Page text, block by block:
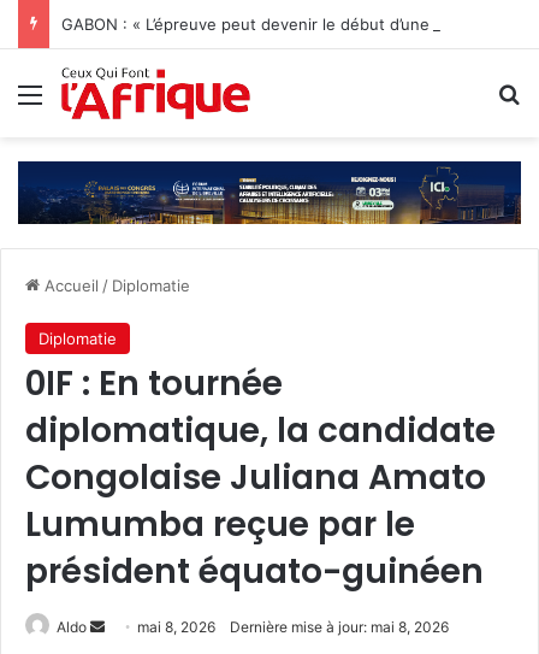
Menu
Accueil / Diplomatie
Diplomatie
0IF : En tournée
diplomatique, la candidate
Congolaise Juliana Amato
Lumumba reçue par le
président équato-guinéen
Aldo
Envoyermai 8, 2026 Dernière mise à jour: mai 8, 2026